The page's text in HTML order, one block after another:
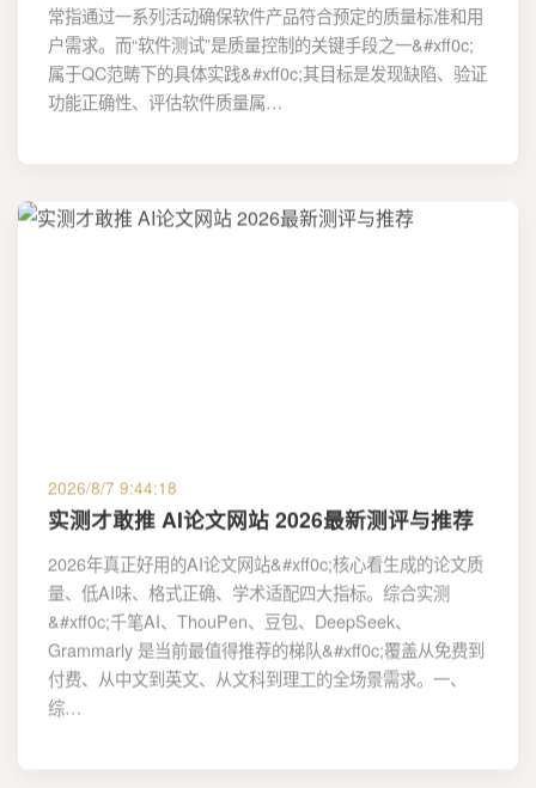
常指通过一系列活动确保软件产品符合预定的质量标准和用
户需求。而“软件测试”是质量控制的关键手段之一&#xff0c;
属于QC范畴下的具体实践&#xff0c;其目标是发现缺陷、验证
功能正确性、评估软件质量属…
2026/8/7 9:44:18
实测才敢推 AI论文网站 2026最新测评与推荐
2026年真正好用的AI论文网站&#xff0c;核心看生成的论文质
量、低AI味、格式正确、学术适配四大指标。综合实测
&#xff0c;千笔AI、ThouPen、豆包、DeepSeek、
Grammarly 是当前最值得推荐的梯队&#xff0c;覆盖从免费到
付费、从中文到英文、从文科到理工的全场景需求。一、
综…